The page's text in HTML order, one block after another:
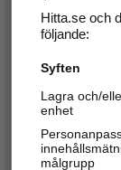
Hitta.se -
Sök företag,
Hitta
Hitta.se och
följande:
Syften
Lagra och/
enhet
målgrupp